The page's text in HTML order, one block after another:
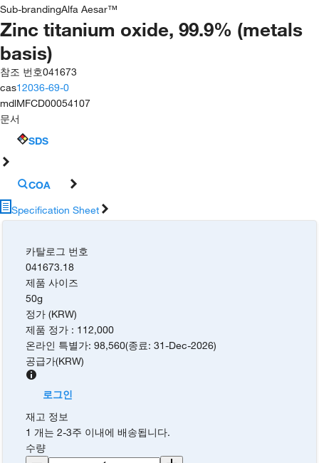
Sub-brandingAlfa Aesar™
Zinc titanium oxide, 99.9% (metals
basis)
참조 번호041673
cas12036-69-0
mdlMFCD00054107
문서
SDS
COA
Specification Sheet
카탈로그 번호
041673.18
제품 사이즈
50g
정가 (KRW)
제품 정가 : 112,000
온라인 특별가:98,560(종료:31-Dec-2026)
공급가(KRW)
로그인
재고 정보
1 개는 2-3주 이내에 배송됩니다.
수량